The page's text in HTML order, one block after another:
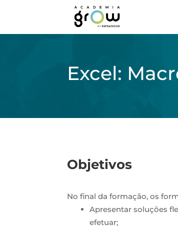
Excel:
Objetivos
No final da formação, os
Apresentar soluções
efetuar;